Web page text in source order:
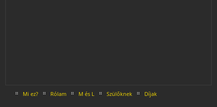
Mi ez? Rólam M és L Szülőknek Díjak